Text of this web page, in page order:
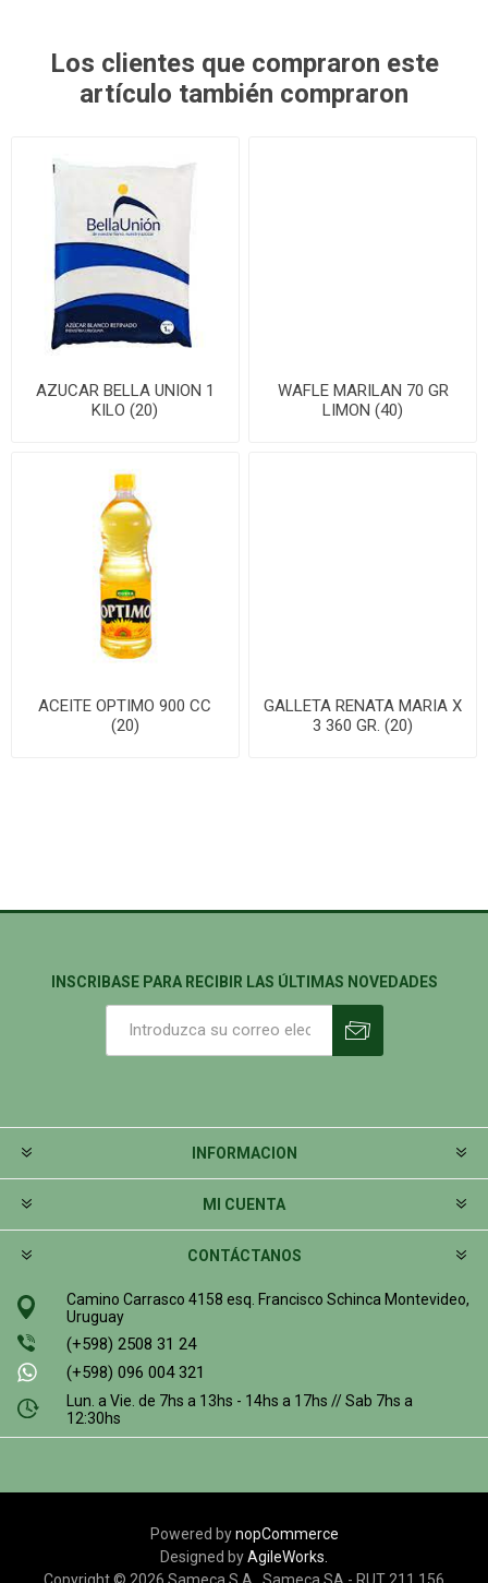
Los clientes que compraron este
artículo también compraron
AZUCAR BELLA UNION 1
KILO (20)
WAFLE MARILAN 70 GR
LIMON (40)
ACEITE OPTIMO 900 CC
(20)
GALLETA RENATA MARIA X
3 360 GR. (20)
INSCRIBASE PARA RECIBIR LAS ÚLTIMAS NOVEDADES
INFORMACION
MI CUENTA
CONTÁCTANOS
Camino Carrasco 4158 esq. Francisco Schinca Montevideo,
Uruguay
(+598) 2508 31 24
(+598) 096 004 321
Lun. a Vie. de 7hs a 13hs - 14hs a 17hs // Sab 7hs a
12:30hs
Powered bynopCommerce
Designed byAgileWorks.
Copyright © 2026 Sameca S.A.. Sameca SA - RUT 211 156